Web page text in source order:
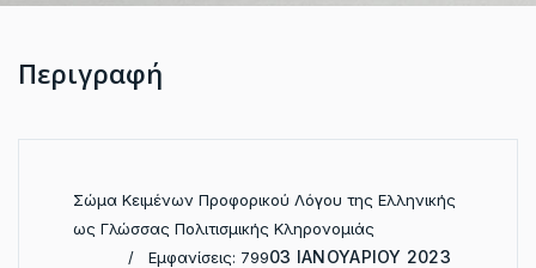
Περιγραφή
Σώμα Κειμένων Προφορικού Λόγου της Ελληνικής
ως Γλώσσας Πολιτισμικής Κληρονομιάς
03 ΙΑΝΟΥΑΡΊΟΥ 2023
Εμφανίσεις: 799